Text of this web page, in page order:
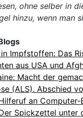
ohne selber in
hinzu, wenn man
Impfstoffen: Das
aus USA und
Macht der
(ALS). Abschied
an
Spickzettel unter